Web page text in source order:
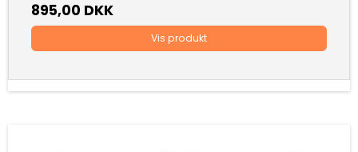
895,00 DKK
Vis produkt